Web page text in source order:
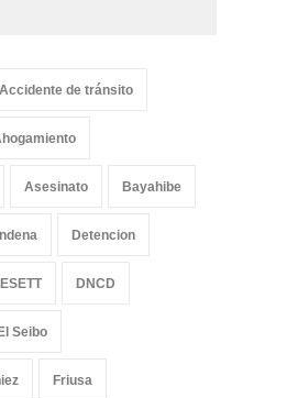
Accidente de tránsito
Asesinato Bayahibe
Detencion
DNCD
El Seibo
Friusa